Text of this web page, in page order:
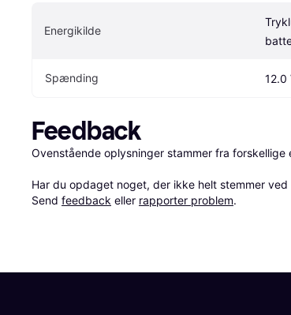
Energikilde
Spænding 12.0
Feedback
Ovenstående oplysninger stammer fra
Har du opdaget noget, der ikke helt stemmer
Send feedback eller rapporter problem.